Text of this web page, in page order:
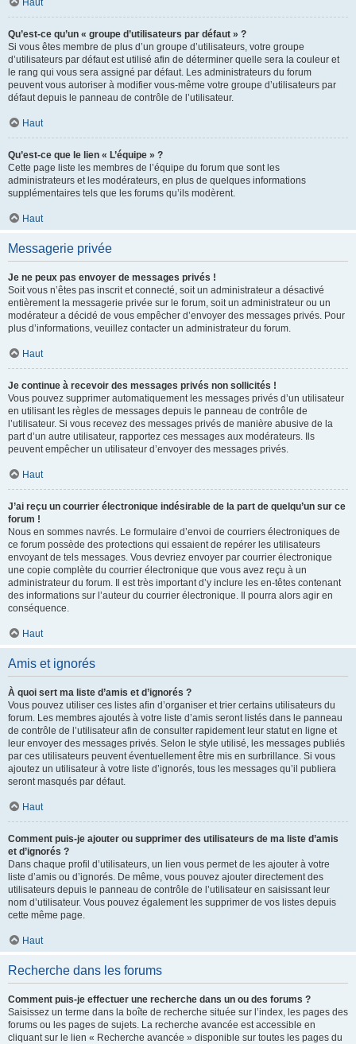
Haut
Qu’est-ce qu’un « groupe d’utilisateurs par défaut » ?
Si vous êtes membre de plus d’un groupe d’utilisateurs, votre groupe
d’utilisateurs par défaut est utilisé afin de déterminer quelle sera la couleur et
le rang qui vous sera assigné par défaut. Les administrateurs du forum
peuvent vous autoriser à modifier vous-même votre groupe d’utilisateurs par
défaut depuis le panneau de contrôle de l’utilisateur.
Haut
Qu’est-ce que le lien « L’équipe » ?
Cette page liste les membres de l’équipe du forum que sont les
administrateurs et les modérateurs, en plus de quelques informations
supplémentaires tels que les forums qu’ils modèrent.
Haut
Messagerie privée
Je ne peux pas envoyer de messages privés !
Soit vous n’êtes pas inscrit et connecté, soit un administrateur a désactivé
entièrement la messagerie privée sur le forum, soit un administrateur ou un
modérateur a décidé de vous empêcher d’envoyer des messages privés. Pour
plus d’informations, veuillez contacter un administrateur du forum.
Haut
Je continue à recevoir des messages privés non sollicités !
Vous pouvez supprimer automatiquement les messages privés d’un utilisateur
en utilisant les règles de messages depuis le panneau de contrôle de
l’utilisateur. Si vous recevez des messages privés de manière abusive de la
part d’un autre utilisateur, rapportez ces messages aux modérateurs. Ils
peuvent empêcher un utilisateur d’envoyer des messages privés.
Haut
J’ai reçu un courrier électronique indésirable de la part de quelqu’un sur ce
forum !
Nous en sommes navrés. Le formulaire d’envoi de courriers électroniques de
ce forum possède des protections qui essaient de repérer les utilisateurs
envoyant de tels messages. Vous devriez envoyer par courrier électronique
une copie complète du courrier électronique que vous avez reçu à un
administrateur du forum. Il est très important d’y inclure les en-têtes contenant
des informations sur l’auteur du courrier électronique. Il pourra alors agir en
conséquence.
Haut
Amis et ignorés
À quoi sert ma liste d’amis et d’ignorés ?
Vous pouvez utiliser ces listes afin d’organiser et trier certains utilisateurs du
forum. Les membres ajoutés à votre liste d’amis seront listés dans le panneau
de contrôle de l’utilisateur afin de consulter rapidement leur statut en ligne et
leur envoyer des messages privés. Selon le style utilisé, les messages publiés
par ces utilisateurs peuvent éventuellement être mis en surbrillance. Si vous
ajoutez un utilisateur à votre liste d’ignorés, tous les messages qu’il publiera
seront masqués par défaut.
Haut
Comment puis-je ajouter ou supprimer des utilisateurs de ma liste d’amis
et d’ignorés ?
Dans chaque profil d’utilisateurs, un lien vous permet de les ajouter à votre
liste d’amis ou d’ignorés. De même, vous pouvez ajouter directement des
utilisateurs depuis le panneau de contrôle de l’utilisateur en saisissant leur
nom d’utilisateur. Vous pouvez également les supprimer de vos listes depuis
cette même page.
Haut
Recherche dans les forums
Comment puis-je effectuer une recherche dans un ou des forums ?
Saisissez un terme dans la boîte de recherche située sur l’index, les pages des
forums ou les pages de sujets. La recherche avancée est accessible en
cliquant sur le lien « Recherche avancée » disponible sur toutes les pages du